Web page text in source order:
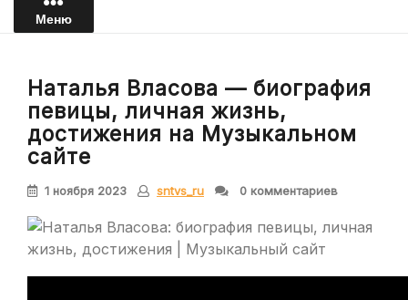
Меню
Наталья Власова — биография
певицы, личная жизнь,
достижения на Музыкальном
сайте
1 ноября 2023 sntvs_ru 0 комментариев